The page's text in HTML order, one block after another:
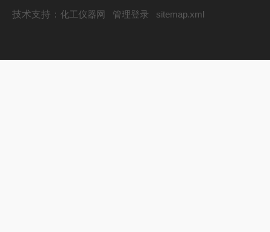
技术支持： 化工仪器网 管理登录 sitemap.xml